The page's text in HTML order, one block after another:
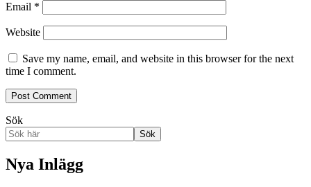
Email *
Website
Save my name, email, and website in this browser for the next
time I comment.
Sök
Sök
Nya Inlägg